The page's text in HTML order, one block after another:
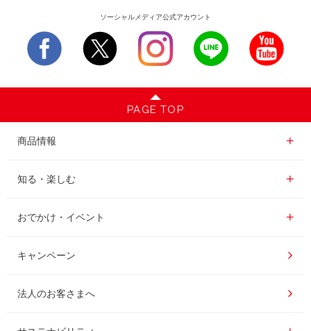
ソーシャルメディア公式アカウント
PAGE TOP
商品情報
商品情報一覧
レギュラーコーヒー
インスタントコーヒー
ドリップポッド
知る・楽しむ
知る・楽しむ一覧
おいしいコーヒーの淹れ方
コーヒー百科
レシピ
おでかけ・イベント
おでかけ・イベント情報一覧
UCCコーヒー博物館
UCCコーヒーアカデミー
工場見学
キャンペーン
法人のお客さまへ
サステナビリティ